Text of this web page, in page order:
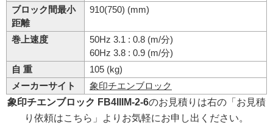
ブロック間最小
距離
910(750) (mm)
巻上速度
50Hz 3.1 : 0.8 (m/分)
60Hz 3.8 : 0.9 (m/分)
自 重
105 (kg)
メーカーサイト
象印チエンブロック
象印チエンブロック FB4IIIM-2-6のお見積りは右の「お見積
り依頼はこちら」よりお気軽にお申し出ください。